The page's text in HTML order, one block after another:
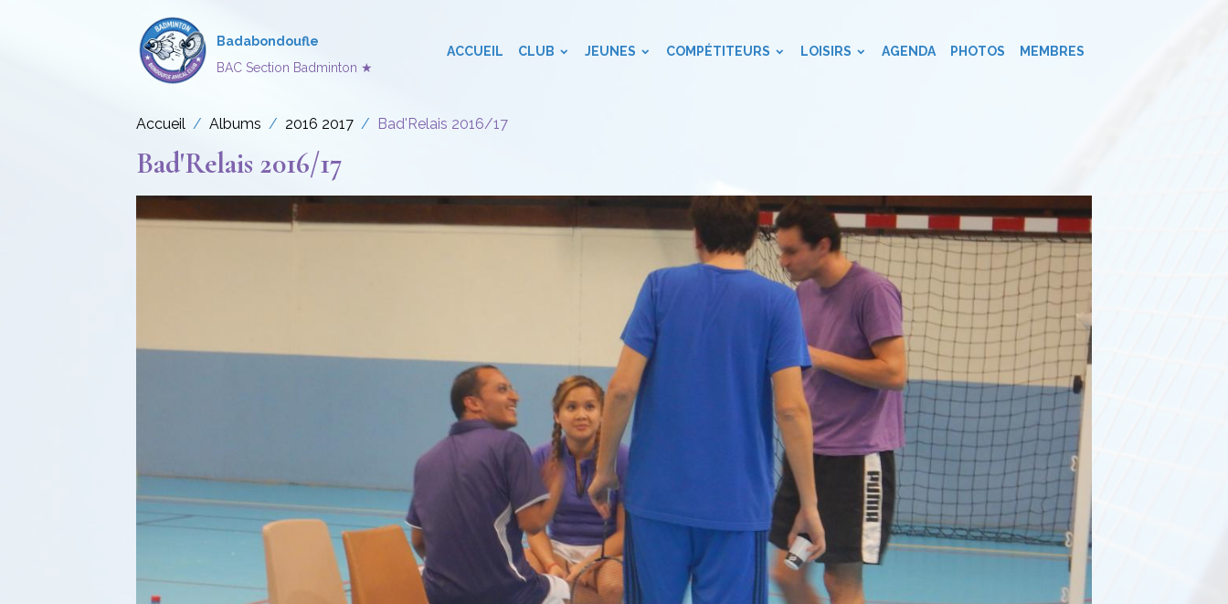
Badabondoufle
BAC Section Badminton ★
ACCUEIL CLUB JEUNES COMPÉTITEURS LOISIRS AGENDA PHOTOS MEMBRES
Accueil Albums 2016 2017 Bad'Relais 2016/17
Bad'Relais 2016/17